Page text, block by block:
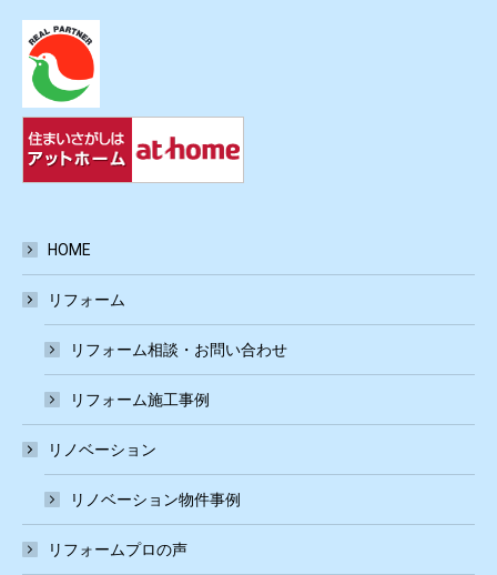
HOME
リフォーム
リフォーム相談・お問い合わせ
リフォーム施工事例
リノベーション
リノベーション物件事例
リフォームプロの声